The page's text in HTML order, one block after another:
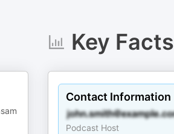
Key Facts
Contact Information
Podcast Host